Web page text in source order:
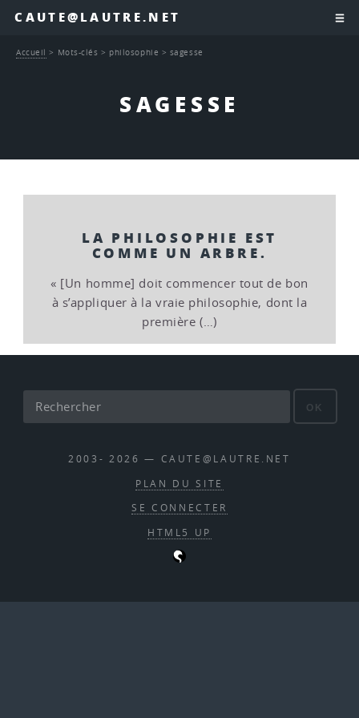
CAUTE@LAUTRE.NET
SAGESSE
Accueil > Mots-clés > philosophie > sagesse
LA PHILOSOPHIE EST
COMME UN ARBRE.
« [Un homme] doit commencer tout de bon
à s’appliquer à la vraie philosophie, dont la
première (…)
OK
2003- 2026 — CAUTE@LAUTRE.NET
PLAN DU SITE
SE CONNECTER
HTML5 UP